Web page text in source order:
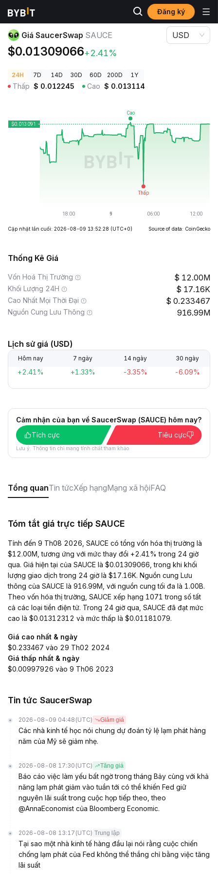
Đăng ký
Giá Tiền Điện Tử
Giá SaucerSwap SAUCE
$0.01309066+2.41%
USD
24H 7D 14D 30D 60D 200D 1Y
Thấp $ 0.012245 Cao $ 0.013114
Cập nhật lần cuối: 2026-08-09 13:52:28 (UTC+0) Source of data: CoinGecko
Thống Kê Giá
Vốn Hoá Thị Trường 12.00M
Khối Lượng 24H 17.16K
Cao Nhất Mọi Thời Đại 0.233467
Nguồn Cung Lưu Thông 916.99M
Lịch sử giá (USD)
Hôm nay 7 ngày 14 ngày 30 ngày
+2.41% +1.33% -3.35% -6.09%
Cảm nhận của bạn về SaucerSwap (SAUCE) hôm nay?
Tích cực
Tiêu cực
Lưu ý: Thông tin chỉ mang tính chất tham khảo.
Tổng quanTin tứcXếp hạngMạng xã hộiFAQ
Tóm tắt giá trực tiếp SAUCE
Tính đến 9 Th08 2026, SAUCE có tổng vốn hóa thị trường là
$12.00M, tương ứng với mức thay đổi +2.41% trong 24 giờ
qua. Giá hiện tại của SAUCE là $0.01309066, trong khi khối
lượng giao dịch trong 24 giờ là $17.16K. Nguồn cung Lưu
thông của SAUCE là 916.99M, với nguồn cung tối đa là 1.00B.
Theo vốn hóa thị trường, SAUCE xếp hạng 1071 trong số tất
cả các loại tiền điện tử. Trong 24 giờ qua, SAUCE đã đạt mức
cao là $0.01312312 và mức thấp là $0.01181079.
Giá cao nhất & ngày
$0.233467 vào 29 Th02 2024
Giá thấp nhất & ngày
$0.00997926 vào 9 Th06 2023
Tin tức SaucerSwap
2026-08-09 04:48 (UTC) Giảm giá
Các nhà kinh tế học nói chung dự đoán tỷ lệ lạm phát hàng
năm của Mỹ sẽ giảm nhẹ.
2026-08-08 17:30 (UTC) Tăng giá
Báo cáo việc làm yếu bất ngờ trong tháng Bảy cùng với khả
năng lạm phát giảm vào tuần tới có thể khiến Fed giữ
nguyên lãi suất trong cuộc họp tiếp theo, theo
@AnnaEconomist của Bloomberg Economic.
2026-08-08 13:17 (UTC) Trung lập
Tại sao một nhà kinh tế hàng đầu lại nói rằng cuộc chiến
chống lạm phát của Fed không thể thắng chỉ bằng việc tăng
lãi suất